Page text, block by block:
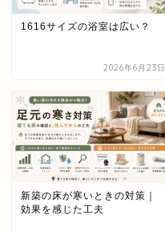
1616サイズの浴室は広い？
2026年6月23日
新築の床が寒いときの対策｜
効果を感じた工夫